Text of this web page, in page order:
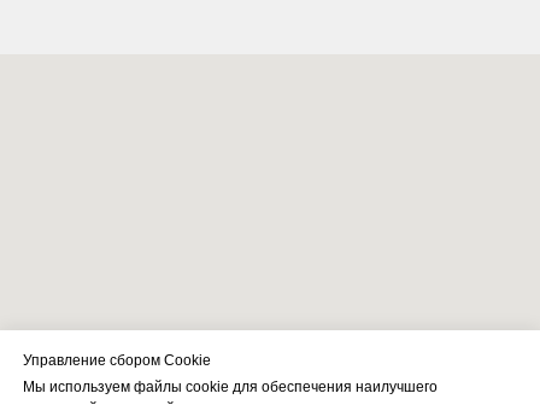
Управление сбором Cookie
Мы используем файлы cookie для обеспечения наилучшего